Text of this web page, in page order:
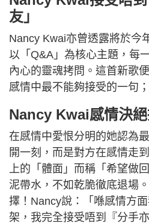
友」
Nancy Kwai亦曾透露將於今
以「Q&A」為核心主題，每
內心的靈魂拷問。這首新歌
感情中最不能夠接受的一句
Nancy Kwai感情決
在感情中愛恨分明的她認為
開一刻，而是對方在感情走
上的「體面」而稱「希望做
泥帶水，不如乾脆徹底退場
擇！Nancy說：「喺感情方
架，我完全接受唔到『分手